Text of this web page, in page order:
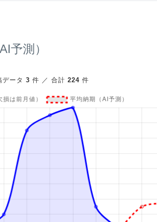
予測）
ータ 3 件 ／ 合計 224 件